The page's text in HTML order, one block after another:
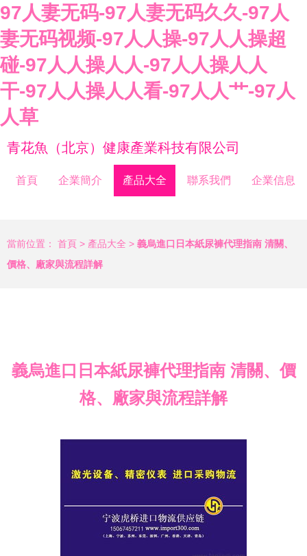
97人妻无码-97人妻无码久久-97人
妻无码视频-97人人操-97人人操超
碰-97人人操人人-97人人操人人
干-97人人操人人看-97人人艹-97人
人草
青花魚（北京）健康產業科技有限公司
首頁 企業簡介 產品大全 聯系我們 企業信息
當前位置： 首頁 > 產品大全 > 義烏進口日本紙尿褲代理指南 清關、
價格、廠家與流程詳解
義烏進口日本紙尿褲代理指南 清關、價
格、廠家與流程詳解